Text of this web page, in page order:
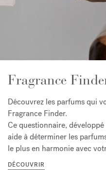
Fragrance
Découvrez les parfums qui
Fragrance Finder.
Ce questionnaire,
aide à déterminer les
le plus en harmonie avec
DÉCOUVRIR